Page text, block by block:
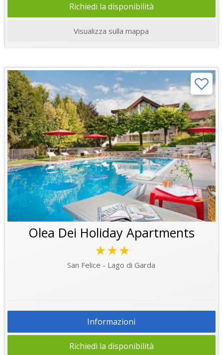
Richiedi la disponibilità
Visualizza sulla mappa
Olea Dei Holiday Apartments
★★★
San Felice - Lago di Garda
Informazioni
Richiedi la disponibilità